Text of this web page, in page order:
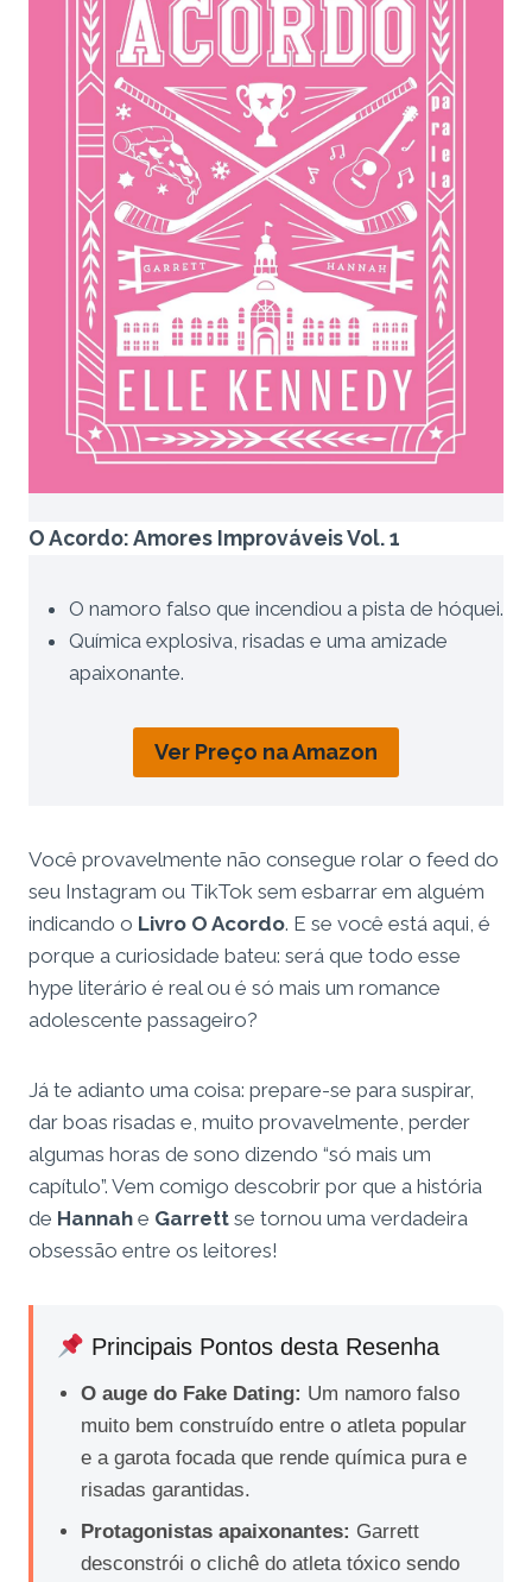
O Acordo: Amores Improváveis Vol. 1
O namoro falso que incendiou a pista de hóquei.
Química explosiva, risadas e uma amizade
apaixonante.
Ver Preço na Amazon
Você provavelmente não consegue rolar o feed do
seu Instagram ou TikTok sem esbarrar em alguém
indicando o Livro O Acordo. E se você está aqui, é
porque a curiosidade bateu: será que todo esse
hype literário é real ou é só mais um romance
adolescente passageiro?
Já te adianto uma coisa: prepare-se para suspirar,
dar boas risadas e, muito provavelmente, perder
algumas horas de sono dizendo “só mais um
capítulo”. Vem comigo descobrir por que a história
de Hannah e Garrett se tornou uma verdadeira
obsessão entre os leitores!
Principais Pontos desta Resenha
O auge do Fake Dating: Um namoro falso
muito bem construído entre o atleta popular
e a garota focada que rende química pura e
risadas garantidas.
Protagonistas apaixonantes: Garrett
desconstrói o clichê do atleta tóxico sendo